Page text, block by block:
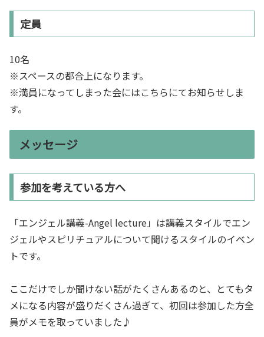
定員
10名
※スペースの都合上になります。
※満員になってしまった会にはこちらにてお知らせしま
す。
メッセージ
参加を考えている方へ
「エンジェル講義-Angel lecture」は講義スタイルでエン
ジェルやスピリチュアルについて聞けるスタイルのイベン
トです。
ここだけでしか聞けない話がたくさんあるのと、とてもタ
メになる内容が盛りだくさん過ぎて、初回は参加した方全
員がメモを取っていました♪